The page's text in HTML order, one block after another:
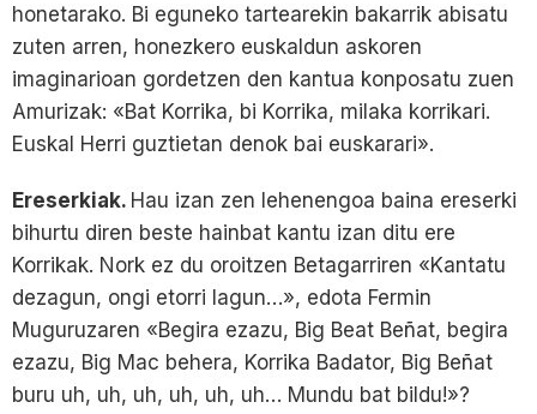
honetarako. Bi eguneko tartearekin bakarrik abisatu
zuten arren, honezkero euskaldun askoren
imaginarioan gordetzen den kantua konposatu zuen
Amurizak: «Bat Korrika, bi Korrika, milaka korrikari.
Euskal Herri guztietan denok bai euskarari».
Ereserkiak. Hau izan zen lehenengoa baina ereserki
bihurtu diren beste hainbat kantu izan ditu ere
Korrikak. Nork ez du oroitzen Betagarriren «Kantatu
dezagun, ongi etorri lagun…», edota Fermin
Muguruzaren «Begira ezazu, Big Beat Beñat, begira
ezazu, Big Mac behera, Korrika Badator, Big Beñat
buru uh, uh, uh, uh, uh, uh… Mundu bat bildu!»?